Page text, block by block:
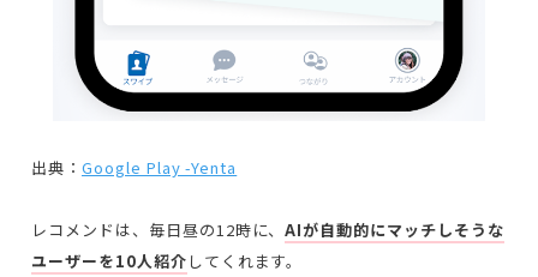
出典： Google Play -Yenta
レコメンドは、毎日昼の12時に、AIが自動的にマッチしそうな
ユーザーを10人紹介 してくれます。